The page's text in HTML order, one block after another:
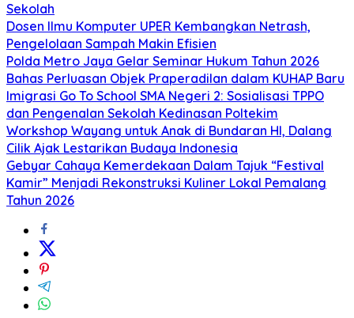
Sekolah
Dosen Ilmu Komputer UPER Kembangkan Netrash,
Pengelolaan Sampah Makin Efisien
Polda Metro Jaya Gelar Seminar Hukum Tahun 2026
Bahas Perluasan Objek Praperadilan dalam KUHAP Baru
Imigrasi Go To School SMA Negeri 2: Sosialisasi TPPO
dan Pengenalan Sekolah Kedinasan Poltekim
Workshop Wayang untuk Anak di Bundaran HI, Dalang
Cilik Ajak Lestarikan Budaya Indonesia
Gebyar Cahaya Kemerdekaan Dalam Tajuk “Festival
Kamir” Menjadi Rekonstruksi Kuliner Lokal Pemalang
Tahun 2026